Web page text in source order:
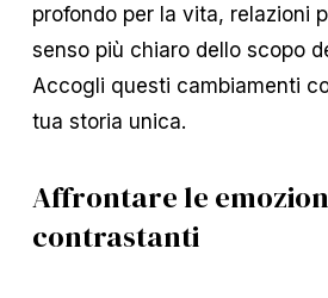
profondo per la vita, relazioni
senso più chiaro dello scopo
Accogli questi cambiamenti
tua storia unica.
Affrontare le
contrastanti